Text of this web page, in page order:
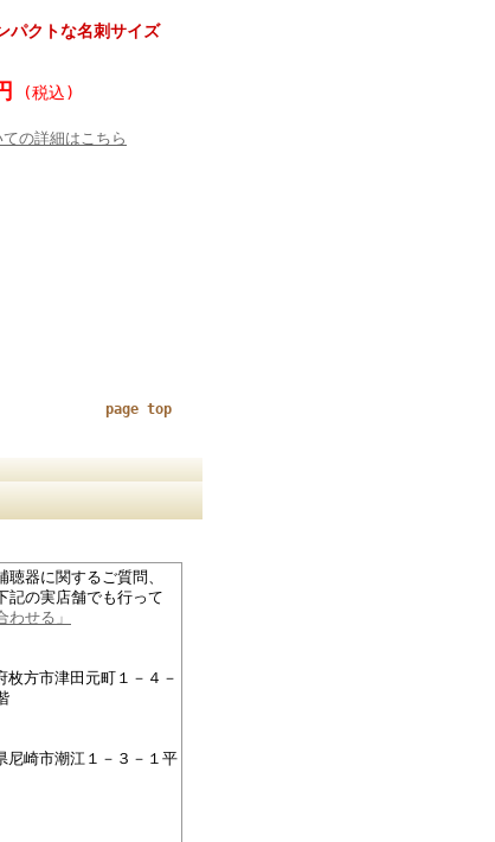
パクトな名刺サイズ
(税込)
の詳細はこちら
page top
器に関するご質問、
記の実店舗でも行って
わせる」
方市津田元町１－４－
崎市潮江１－３－１平